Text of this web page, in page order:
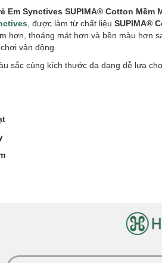
Em Synctives SUPIMA® Cotton Mềm
, được làm từ chất liệu SUPIMA®
hơn, thoáng mát hơn và bền màu hơn
vận động.
sắc cùng kích thước đa dạng dễ lựa